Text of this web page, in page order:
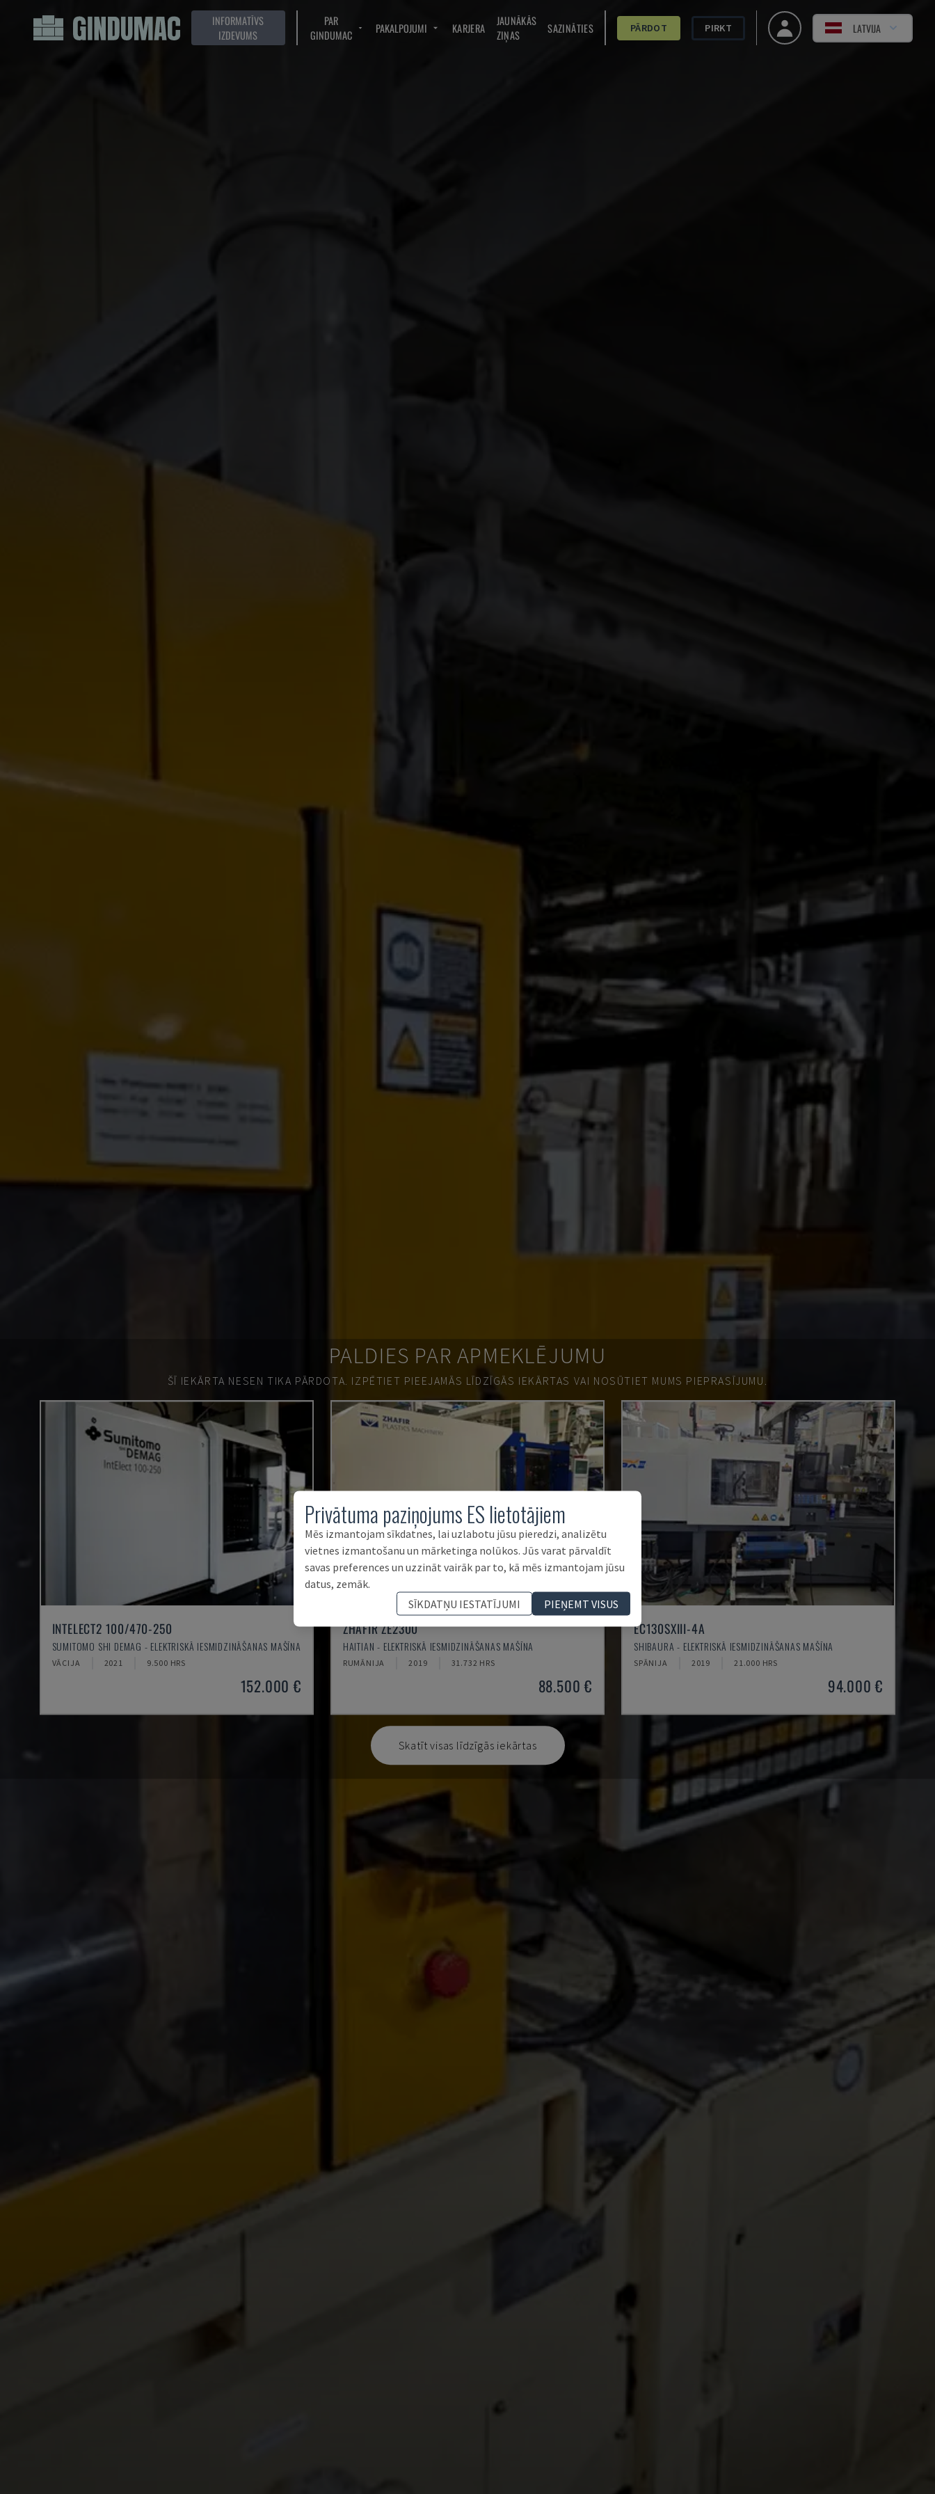
INFORMATĪVS
IZDEVUMS
PAR
GINDUMAC
PAKALPOJUMI KARJERA
JAUNĀKĀS
ZIŅAS
SAZINĀTIES PĀRDOT PIRKT LATVIJA
PALDIES PAR APMEKLĒJUMU
ŠĪ IEKĀRTA NESEN TIKA PĀRDOTA. IZPĒTIET PIEEJAMĀS LĪDZĪGĀS IEKĀRTAS VAI NOSŪTIET MUMS PIEPRASĪJUMU.
INTELECT2 100/470-250
SUMITOMO SHI DEMAG - ELEKTRISKĀ IESMIDZINĀŠANAS MAŠĪNA
VĀCIJA 2021 9.500 HRS
152.000 €
ZHAFIR ZE2300
HAITIAN - ELEKTRISKĀ IESMIDZINĀŠANAS MAŠĪNA
RUMĀNIJA 2019 31.732 HRS
88.500 €
EC130SXIII-4A
SHIBAURA - ELEKTRISKĀ IESMIDZINĀŠANAS MAŠĪNA
SPĀNIJA 2019 21.000 HRS
94.000 €
Skatīt visas līdzīgās iekārtas
Privātuma paziņojums ES lietotājiem
Mēs izmantojam sīkdatnes, lai uzlabotu jūsu pieredzi, analizētu
vietnes izmantošanu un mārketinga nolūkos. Jūs varat pārvaldīt
savas preferences un uzzināt vairāk par to, kā mēs izmantojam jūsu
datus, zemāk.
SĪKDATŅU IESTATĪJUMI
PIEŅEMT VISUS